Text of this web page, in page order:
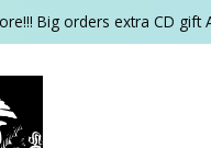
Big orders extra CD gift